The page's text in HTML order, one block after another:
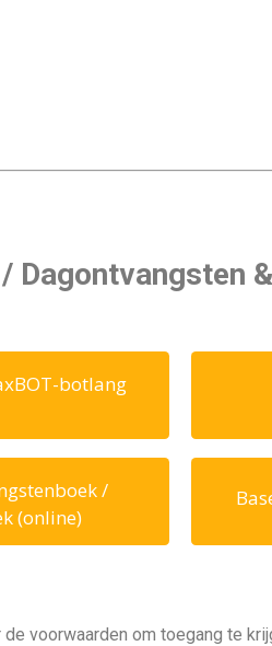
botlang
/
(online)
voorwaarden om toegang te